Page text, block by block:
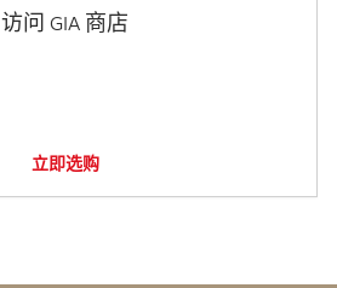
访问 GIA 商店
立即选购